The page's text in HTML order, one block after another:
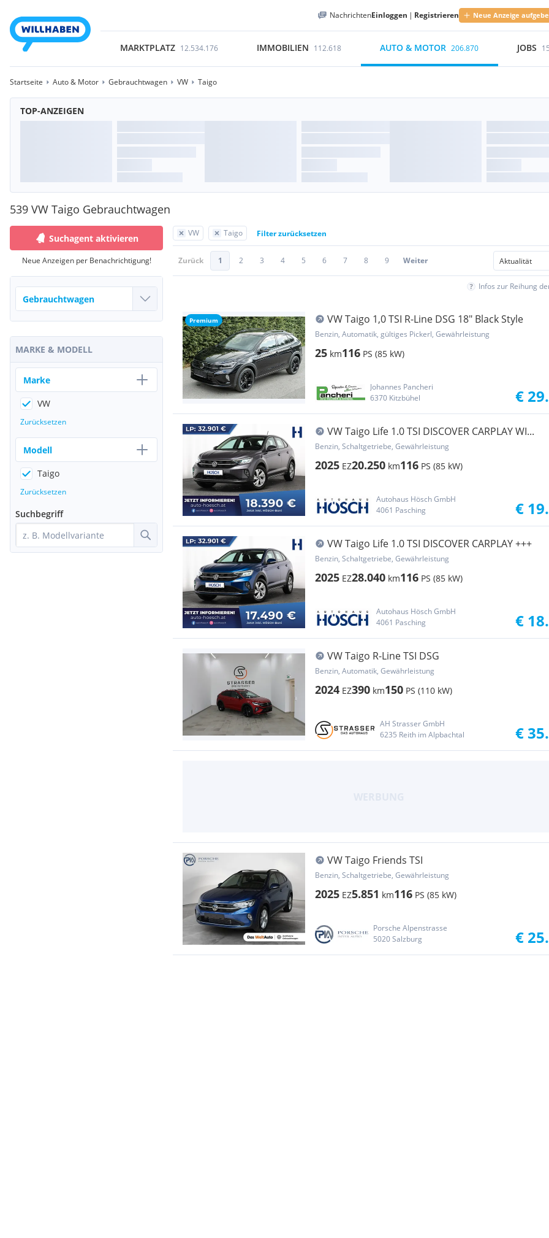
NachrichtenEinloggen | Registrieren Neue Anzeige
MARKTPLATZ 12.534.176 IMMOBILIEN 112.618 AUTO & MOTOR 206.870 JOBS
Startseite Auto & Motor Gebrauchtwagen VW Taigo
TOP-ANZEIGEN
539 VW Taigo Gebrauchtwagen
VW Taigo Filter zurücksetzen
Zurück 1 2 3 4 5 6 7 8 9 Weiter
Infos zur Reihung
Premium VW Taigo 1,0 TSI R-Line DSG 18" Black Style
Benzin, Automatik, gültiges Pickerl, Gewährleistung
25 km116 PS (85 kW)
Johannes Pancheri
6370 Kitzbühel
€
VW Taigo Life 1.0 TSI DISCOVER CARPLAY WI...
Benzin, Schaltgetriebe, Gewährleistung
2025 EZ20.250 km116 PS (85 kW)
Autohaus Hösch GmbH
4061 Pasching
€
VW Taigo Life 1.0 TSI DISCOVER CARPLAY +++
Benzin, Schaltgetriebe, Gewährleistung
2025 EZ28.040 km116 PS (85 kW)
Autohaus Hösch GmbH
4061 Pasching
€
VW Taigo R-Line TSI DSG
Benzin, Automatik, Gewährleistung
2024 EZ390 km150 PS (110 kW)
AH Strasser GmbH
6235 Reith im Alpbachtal
€
VW Taigo Friends TSI
Benzin, Schaltgetriebe, Gewährleistung
2025 EZ5.851 km116 PS (85 kW)
Porsche Alpenstrasse
5020 Salzburg
€
Suchagent aktivieren
Neue Anzeigen per Benachrichtigung!
MARKE & MODELL
Marke
VW
Zurücksetzen
Modell
Taigo
Zurücksetzen
Suchbegriff